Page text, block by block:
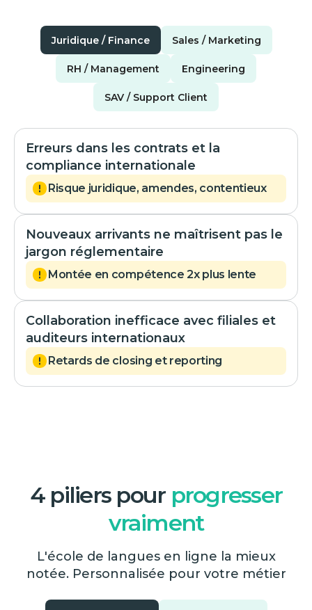
Juridique / Finance Sales / Marketing
RH / Management Engineering
SAV / Support Client
Erreurs dans les contrats et la
compliance internationale
Risque juridique, amendes, contentieux
Nouveaux arrivants ne maîtrisent pas le
jargon réglementaire
Montée en compétence 2x plus lente
Collaboration inefficace avec filiales et
auditeurs internationaux
Retards de closing et reporting
4 piliers pour progresser
vraiment
L'école de langues en ligne la mieux
notée. Personnalisée pour votre métier